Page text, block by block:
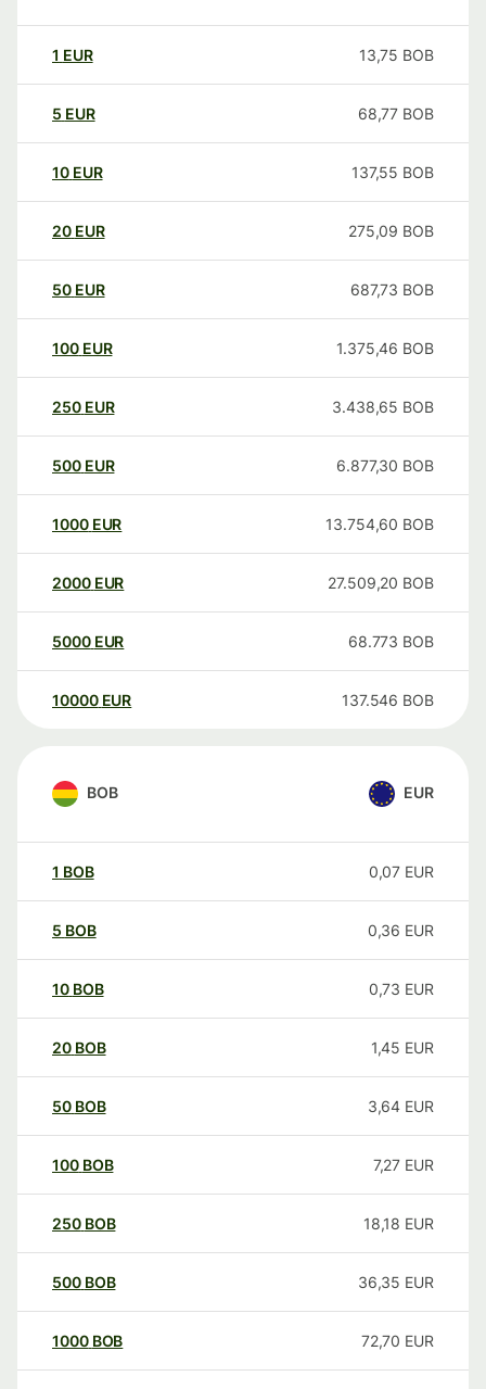
1 EUR 13,75 BOB
5 EUR 68,77 BOB
10 EUR 137,55 BOB
20 EUR 275,09 BOB
50 EUR 687,73 BOB
100 EUR 1.375,46 BOB
250 EUR 3.438,65 BOB
500 EUR 6.877,30 BOB
1000 EUR 13.754,60 BOB
2000 EUR 27.509,20 BOB
5000 EUR 68.773 BOB
10000 EUR 137.546 BOB
BOB EUR
1 BOB 0,07 EUR
5 BOB 0,36 EUR
10 BOB 0,73 EUR
20 BOB 1,45 EUR
50 BOB 3,64 EUR
100 BOB 7,27 EUR
250 BOB 18,18 EUR
500 BOB 36,35 EUR
1000 BOB 72,70 EUR